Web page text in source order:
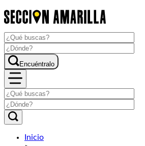
Encuéntralo
Inicio